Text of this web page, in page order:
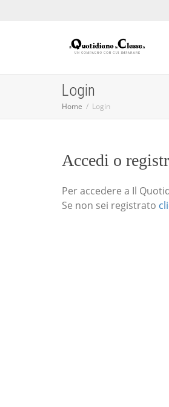
Login
Home Login
Accedi o
Per accedere a Il
Se non sei registrato